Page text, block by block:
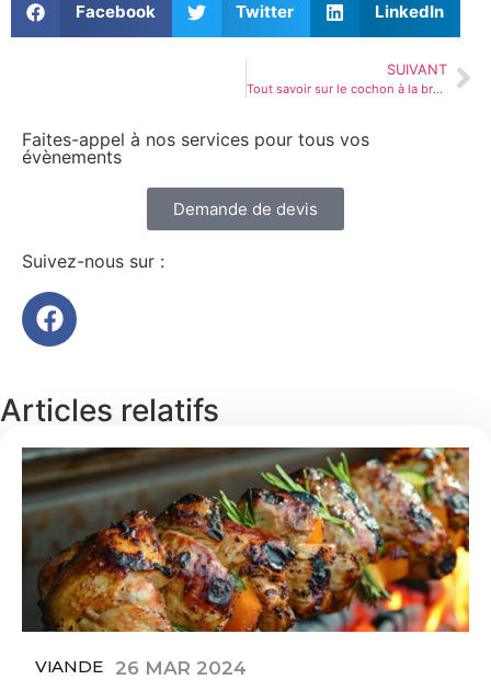
Facebook Twitter LinkedIn
SUIVANT
Tout savoir sur le cochon à la broche : conseils et astuces pour une préparation parfaite
Faites-appel à nos services pour tous vos
évènements
Demande de devis
Suivez-nous sur :
Articles relatifs
VIANDE 26 MAR 2024